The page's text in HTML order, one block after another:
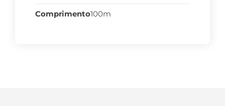
Comprimento100m